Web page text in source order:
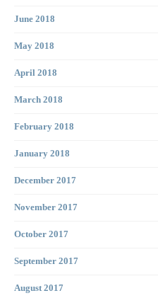
June 2018
May 2018
April 2018
March 2018
February 2018
January 2018
December 2017
November 2017
October 2017
September 2017
August 2017